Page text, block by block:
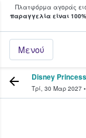
Πλατφόρμα αγοράς
παραγγελία είναι
Μενού
φαν
Disney
Τρί, 30 Μαρ 2027 •